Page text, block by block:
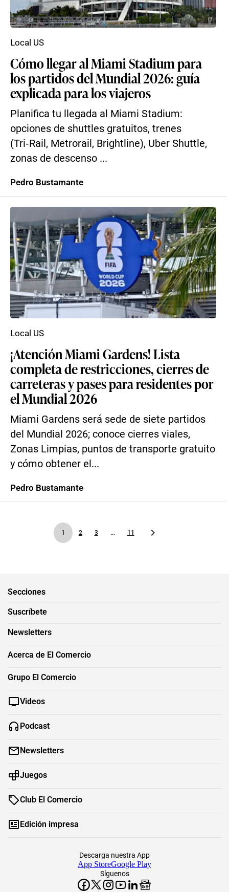
Cómo llegar al Miami Stadium para
los partidos del Mundial 2026: guía
explicada para los viajeros
Planifica tu llegada al Miami Stadium:
opciones de shuttles gratuitos, trenes
(Tri‑Rail, Metrorail, Brightline), Uber Shuttle,
zonas de descenso ...
Local US
Pedro Bustamante
¡Atención Miami Gardens! Lista
completa de restricciones, cierres de
carreteras y pases para residentes por
el Mundial 2026
Miami Gardens será sede de siete partidos
del Mundial 2026; conoce cierres viales,
Zonas Limpias, puntos de transporte gratuito
y cómo obtener el...
Local US
Pedro Bustamante
1 2 3 ... 11
Secciones
Suscríbete
Newsletters
Acerca de El Comercio
Grupo El Comercio
Videos
Podcast
Newsletters
Juegos
Club El Comercio
Edición impresa
Síguenos
Descarga nuestra App
App StoreGoogle Play